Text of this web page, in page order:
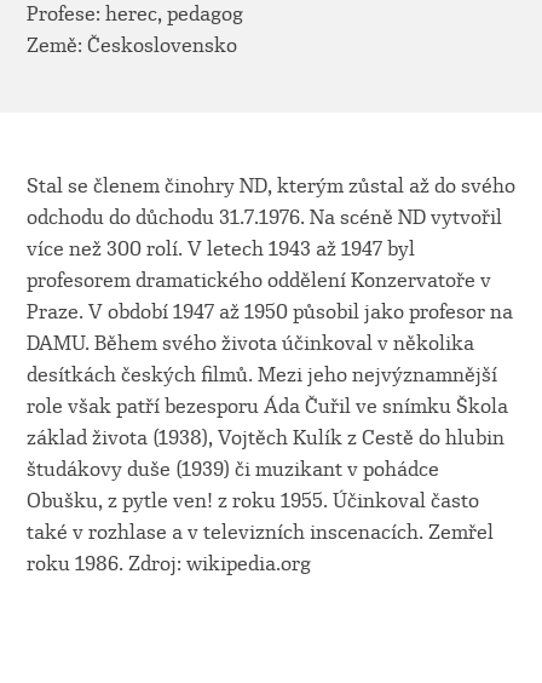
Profese: herec, pedagog
Země: Československo
Stal se členem činohry ND, kterým zůstal až do svého
odchodu do důchodu 31.7.1976. Na scéně ND vytvořil
více než 300 rolí. V letech 1943 až 1947 byl
profesorem dramatického oddělení Konzervatoře v
Praze. V období 1947 až 1950 působil jako profesor na
DAMU. Během svého života účinkoval v několika
desítkách českých filmů. Mezi jeho nejvýznamnější
role však patří bezesporu Áda Čuřil ve snímku Škola
základ života (1938), Vojtěch Kulík z Cestě do hlubin
študákovy duše (1939) či muzikant v pohádce
Obušku, z pytle ven! z roku 1955. Účinkoval často
také v rozhlase a v televizních inscenacích. Zemřel
roku 1986. Zdroj: wikipedia.org